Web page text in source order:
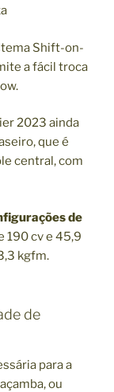
Shift-on-
a fácil troca
2023 ainda
que é
central, com
de
190 cv e 45,9
kgfm.
de
para a
ou